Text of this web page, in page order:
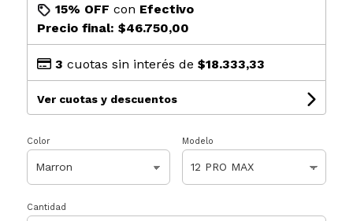
15% OFF con Efectivo
Precio final: $46.750,00
3 cuotas sin interés de $18.333,33
Ver cuotas y descuentos
Color Modelo
Cantidad